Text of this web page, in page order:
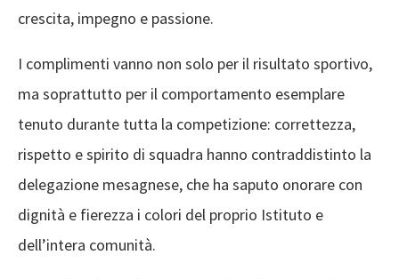
crescita, impegno e passione.
I complimenti vanno non solo per il risultato sportivo,
ma soprattutto per il comportamento esemplare
tenuto durante tutta la competizione: correttezza,
rispetto e spirito di squadra hanno contraddistinto la
delegazione mesagnese, che ha saputo onorare con
dignità e fierezza i colori del proprio Istituto e
dell’intera comunità.